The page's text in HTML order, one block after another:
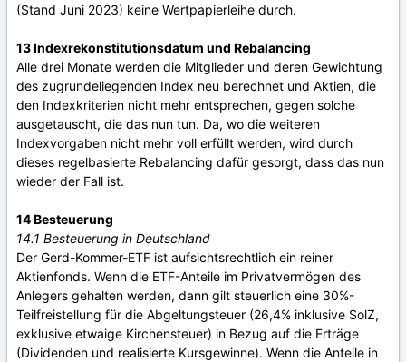
(Stand Juni 2023) keine Wertpapierleihe durch.
13 Indexrekonstitutionsdatum und Rebalancing
Alle drei Monate werden die Mitglieder und deren Gewichtung
des zugrundeliegenden Index neu berechnet und Aktien, die
den Indexkriterien nicht mehr entsprechen, gegen solche
ausgetauscht, die das nun tun. Da, wo die weiteren
Indexvorgaben nicht mehr voll erfüllt werden, wird durch
dieses regelbasierte Rebalancing dafür gesorgt, dass das nun
wieder der Fall ist.
14 Besteuerung
14.1 Besteuerung in Deutschland
Der Gerd-Kommer-ETF ist aufsichtsrechtlich ein reiner
Aktienfonds. Wenn die ETF-Anteile im Privatvermögen des
Anlegers gehalten werden, dann gilt steuerlich eine 30%-
Teilfreistellung für die Abgeltungsteuer (26,4% inklusive SolZ,
exklusive etwaige Kirchensteuer) in Bezug auf die Erträge
(Dividenden und realisierte Kursgewinne). Wenn die Anteile in